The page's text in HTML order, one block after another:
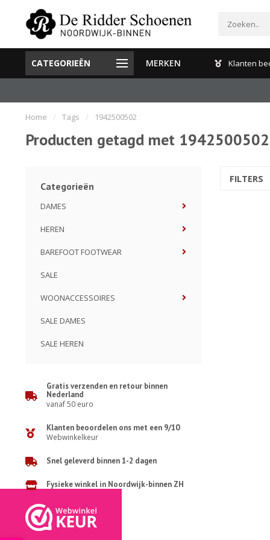
CATEGORIEËN MERKEN
Gratis verzenden en retour binnen Nederland Klanten
Home / Tags / 1942500502
Producten getagd met 1942500502
Categorieën
DAMES
HEREN
BAREFOOT FOOTWEAR
SALE
WOONACCESSOIRES
SALE DAMES
SALE HEREN
Gratis verzenden en retour binnen
Nederland
vanaf 50 euro
Klanten beoordelen ons met een 9/10
Webwinkelkeur
Snel geleverd binnen 1-2 dagen
Fysieke winkel in Noordwijk-binnen ZH
FILTERS